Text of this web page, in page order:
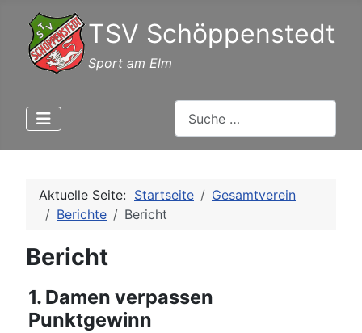
TSV Schöppenstedt
Sport am Elm
Aktuelle Seite: Startseite
Gesamtverein
Berichte
Bericht
Bericht
1. Damen verpassen
Punktgewinn